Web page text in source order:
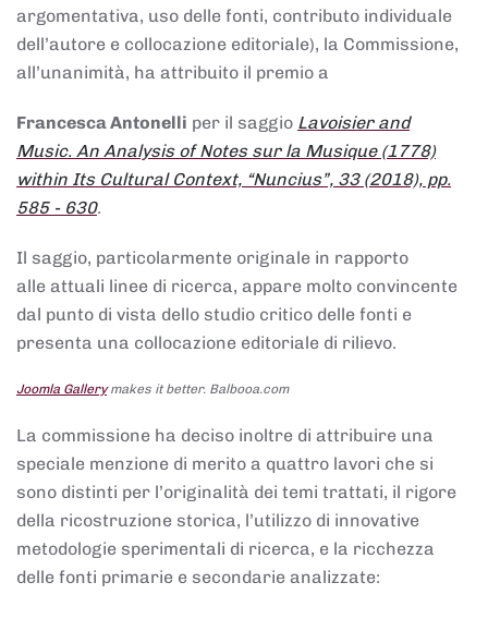
argomentativa, uso delle fonti, contributo individuale
dell’autore e collocazione editoriale), la Commissione,
all’unanimità, ha attribuito il premio a
Francesca Antonelli per il saggio Lavoisier and
Music. An Analysis of Notes sur la Musique (1778)
within Its Cultural Context, “Nuncius”, 33 (2018), pp.
585 - 630.
Il saggio, particolarmente originale in rapporto
alle attuali linee di ricerca, appare molto convincente
dal punto di vista dello studio critico delle fonti e
presenta una collocazione editoriale di rilievo.
Joomla Gallerymakes it better. Balbooa.com
La commissione ha deciso inoltre di attribuire una
speciale menzione di merito a quattro lavori che si
sono distinti per l’originalità dei temi trattati, il rigore
della ricostruzione storica, l’utilizzo di innovative
metodologie sperimentali di ricerca, e la ricchezza
delle fonti primarie e secondarie analizzate: